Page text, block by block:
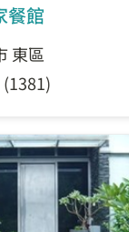
餐館
東區